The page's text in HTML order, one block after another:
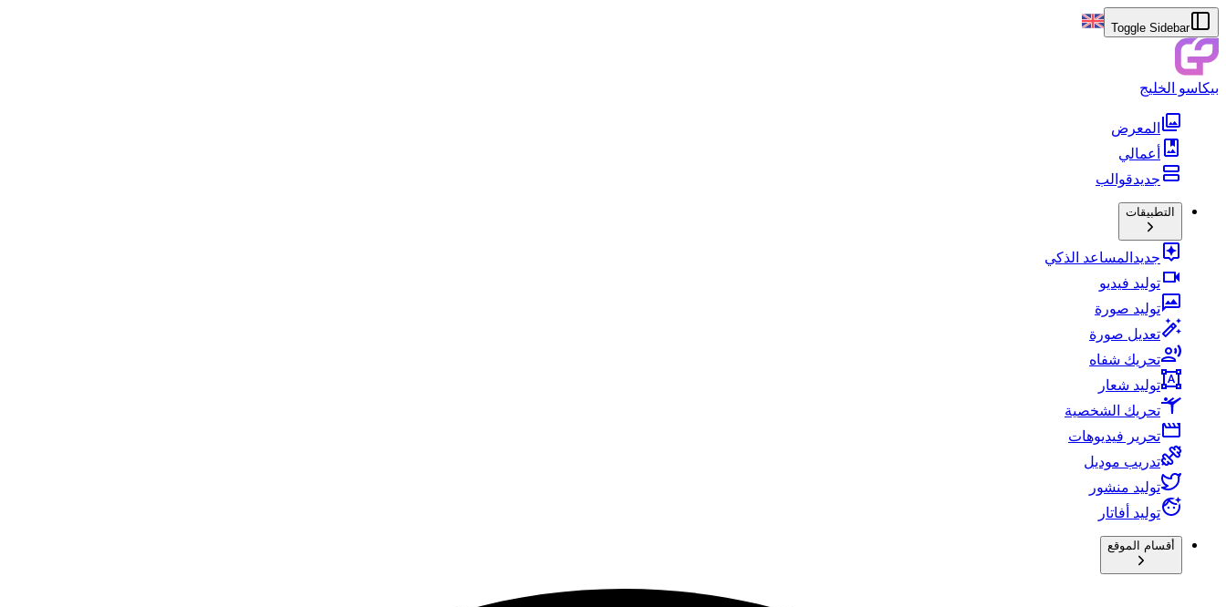
Toggle Sidebar
بيكاسو الخليج
المعرض
أعمالي
جديدقوالب
التطبيقات
جديد المساعد الذكي
توليد فيديو
توليد صورة
تعديل صورة
تحريك شفاه
توليد شعار
تحريك الشخصية
تحرير فيديوهات
تدريب موديل
توليد منشور
توليد أفاتار
أقسام الموقع